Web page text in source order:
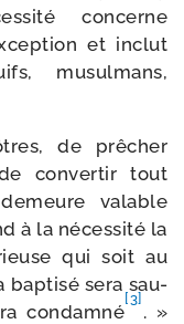
concerne
et inclut
musul­mans,
de prê­cher
conver­tir tout
valable
à la néces­si­té la
qui soit au
bap­ti­sé sera sau­
condam­né
[3]
. »